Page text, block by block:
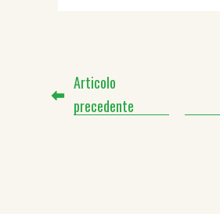
Articolo
precedente